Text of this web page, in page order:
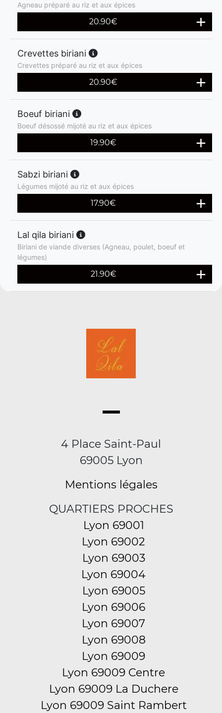
Agneau préparé au riz et aux épices
20.90€
Crevettes biriani
Crevettes préparé au riz et aux épices
20.90€
Boeuf biriani
Boeuf désossé mijoté au riz et aux épices
19.90€
Sabzi biriani
Légumes mijoté au riz et aux épices
17.90€
Lal qila biriani
Biriani de viande diverses (Agneau, poulet, boeuf et
légumes)
21.90€
4 Place Saint-Paul
69005 Lyon
Mentions légales
QUARTIERS PROCHES
Lyon 69001
Lyon 69002
Lyon 69003
Lyon 69004
Lyon 69005
Lyon 69006
Lyon 69007
Lyon 69008
Lyon 69009
Lyon 69009 Centre
Lyon 69009 La Duchere
Lyon 69009 Saint Rambert